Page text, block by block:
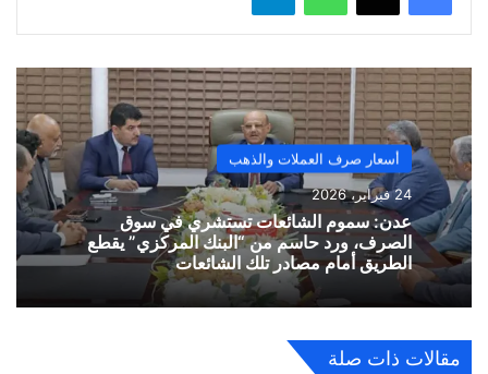
أسعار صرف العملات والذهب
24 فبراير، 2026
​عدن: سموم الشائعات تستشري في سوق
الصرف، ورد حاسم من “البنك المركزي” يقطع
الطريق أمام مصادر تلك الشائعات
مقالات ذات صلة